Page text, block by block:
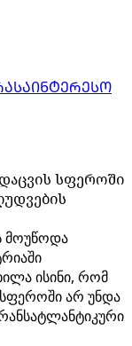
ᲡᲐᲘᲜᲢᲔᲠᲔᲡᲝ
სფეროში
მოუწოდა
ისინი, რომ
არ უნდა